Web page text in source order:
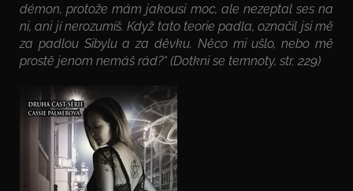
démon, protože mám jakousi moc, ale nezeptal ses na
ni, ani jí nerozumíš. Když tato teorie padla, označil jsi mě
za padlou Sibylu a za děvku. Něco mi ušlo, nebo mě
prostě jenom nemáš rád?“ (Dotkni se temnoty, str. 229)